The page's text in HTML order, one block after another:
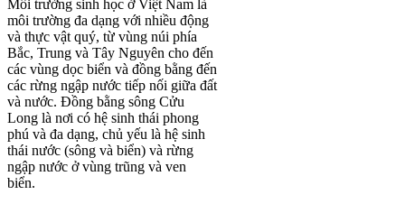
Môi trường sinh học ở Việt Nam là
môi trường đa dạng với nhiều động
và thực vật quý, từ vùng núi phía
Bắc, Trung và Tây Nguyên cho đến
các vùng dọc biển và đồng bằng đến
các rừng ngập nước tiếp nối giữa đất
và nước. Đồng bằng sông Cửu
Long là nơi có hệ sinh thái phong
phú và đa dạng, chủ yếu là hệ sinh
thái nước (sông và biển) và rừng
ngập nước ở vùng trũng và ven
biển.